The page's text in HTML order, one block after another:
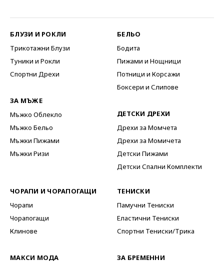
БЛУЗИ И РОКЛИ
Трикотажни Блузи
Туники и Рокли
Спортни Дрехи
ЗА МЪЖЕ
Мъжко Облекло
Мъжко Бельо
Мъжки Пижами
Мъжки Ризи
БЕЛЬО
Бодита
Пижами и Нощници
Потници и Корсажи
Боксери и Слипове
ДЕТСКИ ДРЕХИ
Дрехи за Момчета
Дрехи за Момичета
Детски Пижами
Детски Спални Комплекти
ЧОРАПИ И ЧОРАПОГАЩИ
Чорапи
Чорапогащи
Клинове
МАКСИ МОДА
ТЕНИСКИ
Памучни Тениски
Еластични Тениски
Спортни Тениски/Трика
ЗА БРЕМЕННИ